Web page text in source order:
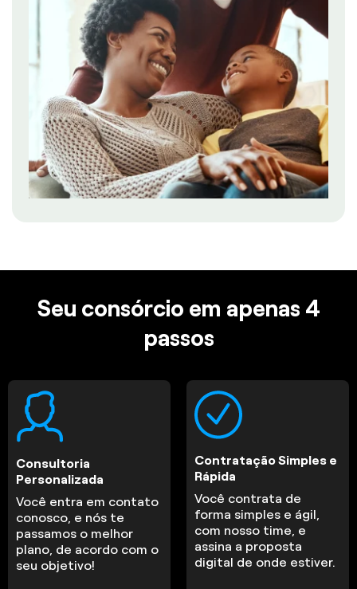
Seu consórcio em apenas 4
passos
Consultoria
Personalizada
Você entra em contato
conosco, e nós te
passamos o melhor
plano, de acordo com o
seu objetivo!
Contratação Simples e
Rápida
Você contrata de
forma simples e ágil,
com nosso time, e
assina a proposta
digital de onde estiver.